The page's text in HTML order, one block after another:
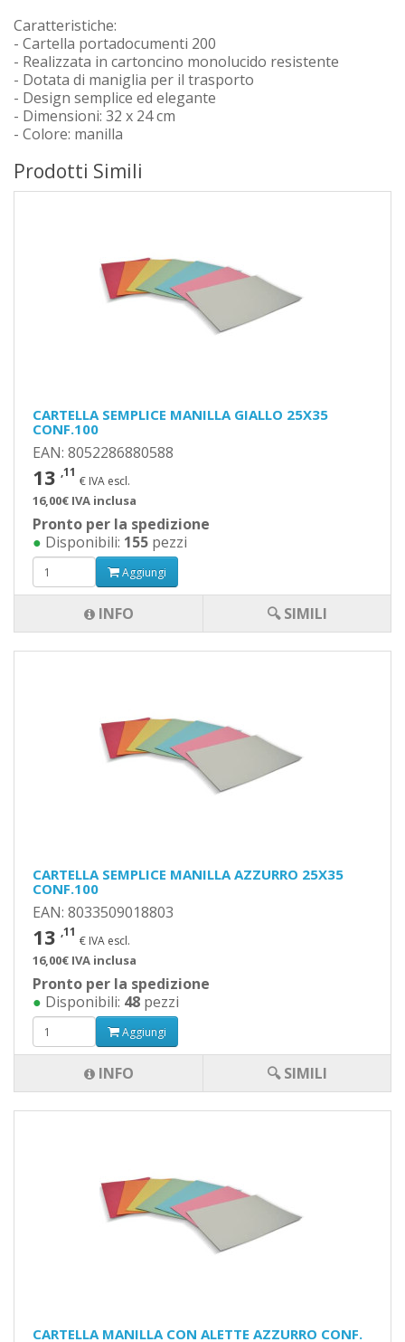
Caratteristiche:
- Cartella portadocumenti 200
- Realizzata in cartoncino monolucido resistente
- Dotata di maniglia per il trasporto
- Design semplice ed elegante
- Dimensioni: 32 x 24 cm
- Colore: manilla
Prodotti Simili
CARTELLA SEMPLICE MANILLA GIALLO 25X35
CONF.100
EAN: 8052286880588
13 ,11
€ IVA escl.
16,00€ IVA inclusa
Pronto per la spedizione
● Disponibili: 155 pezzi
Aggiungi
INFO 🔍 SIMILI
CARTELLA SEMPLICE MANILLA AZZURRO 25X35
CONF.100
EAN: 8033509018803
13 ,11
€ IVA escl.
16,00€ IVA inclusa
Pronto per la spedizione
● Disponibili: 48 pezzi
Aggiungi
INFO 🔍 SIMILI
CARTELLA MANILLA CON ALETTE AZZURRO CONF.